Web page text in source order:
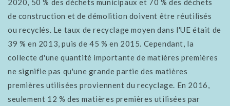
2020, 50 % des déchets municipaux et 70 % des déchets
de construction et de démolition doivent être réutilisés
ou recyclés. Le taux de recyclage moyen dans l'UE était de
39 % en 2013, puis de 45 % en 2015. Cependant, la
collecte d'une quantité importante de matières premières
ne signifie pas qu'une grande partie des matières
premières utilisées proviennent du recyclage. En 2016,
seulement 12 % des matières premières utilisées par